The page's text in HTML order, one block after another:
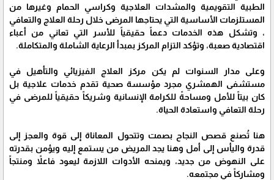
الطبية التقويمية والمشدات العلاجية وكراسي الحمام وغيرها من
المستلزمات الأساسية التي يحتاجها المرضى خلال رحلة العلاج والتعافي
، وتشكل هذه الخدمات دعماً حقيقياً للأسر التي تعاني من أعباء
اقتصادية صعبة، وتؤكد التزام المركز بمبدأ الرعاية الشاملة والمتكاملة.
وعلى مدار السنوات لم يكن مركز العلاج الفيزيائي والتأهيل في
مستشفى الهمشري مجرد مؤسسة صحية تقدم خدمات علاجية بل
كان بيتاً للأمل ومساحةً للكرامة الإنسانية وشريكاً حقيقياً للمرضى في
رحلة التعافي واستعادة الحياة.
هنا تُصنع قصص النجاح بصمت وتتحول المعاناة إلى قوة والعجز إلى
قدرة واليأس إلى أمل وهنا يجد المريض من يستمع إليه ويؤمن بقدرته
على النهوض من جديد، ويمنحه الأدوات اللازمة ليعود فاعلاً ومنتجاً
ومشاركاً في مجتمعه.